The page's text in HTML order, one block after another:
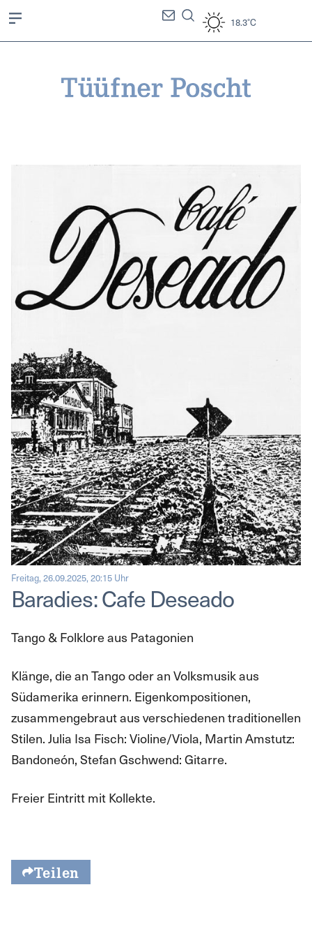
18.3°C
Freitag, 26.09.2025, 20:15 Uhr
Baradies: Cafe Deseado
Tango & Folklore aus Patagonien
Klänge, die an Tango oder an Volksmusik aus
Südamerika erinnern. Eigenkompositionen,
zusammengebraut aus verschiedenen traditionellen
Stilen. Julia Isa Fisch: Violine/Viola, Martin Amstutz:
Bandoneón, Stefan Gschwend: Gitarre.
Freier Eintritt mit Kollekte.
Teilen